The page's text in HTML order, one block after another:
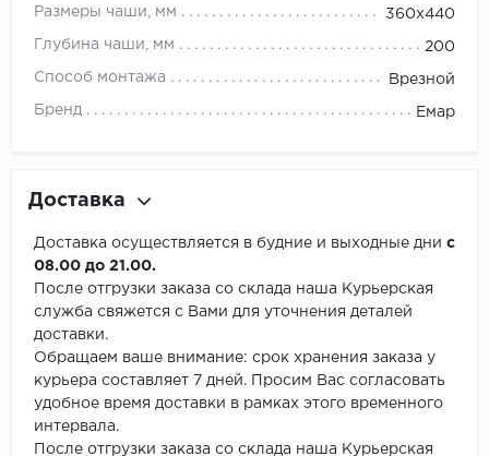
Размеры чаши, мм 360х440
Глубина чаши, мм 200
Способ монтажа Врезной
Бренд Емар
Доставка
Доставка осуществляется в будние и выходные дни с
08.00 до 21.00.
После отгрузки заказа со склада наша Курьерская
служба свяжется с Вами для уточнения деталей
доставки.
Обращаем ваше внимание: срок хранения заказа у
курьера составляет 7 дней. Просим Вас согласовать
удобное время доставки в рамках этого временного
интервала.
После отгрузки заказа со склада наша Курьерская